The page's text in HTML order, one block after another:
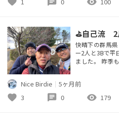
1 0 100
⛳自己流 2
快晴下の群馬
ー2人と3Bで平
ました。 昨季
入り乱れた賑
次回は4月に、
も兼ねて、顔
Nice Birdie ｜ 5ヶ月前
favorite 3 chat 0 visibility 179